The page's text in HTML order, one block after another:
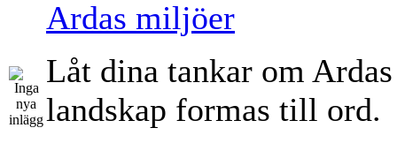
Ardas miljöer
Låt dina tankar om Ardas
landskap formas till ord.